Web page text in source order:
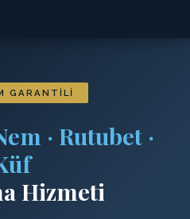
GARANTILI
· Rutubet ·
Hizmeti